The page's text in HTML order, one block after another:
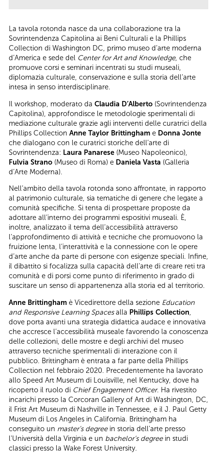
La tavola rotonda nasce da una collaborazione tra la
Sovrintendenza Capitolina ai Beni Culturali e la Phillips
Collection di Washington DC, primo museo d’arte moderna
d’America e sede del Center for Art and Knowledge, che
promuove corsi e seminari incentrati su studi museali,
diplomazia culturale, conservazione e sulla storia dell’arte
intesa in senso interdisciplinare.
Il workshop, moderato da Claudia D’Alberto (Sovrintendenza
Capitolina), approfondisce le metodologie sperimentali di
mediazione culturale grazie agli interventi delle curatrici della
Phillips Collection Anne Taylor Brittingham e Donna Jonte
che dialogano con le curatrici storiche dell’arte di
Sovrintendenza: Laura Panarese (Museo Napoleonico),
Fulvia Strano (Museo di Roma) e Daniela Vasta (Galleria
d’Arte Moderna).
Nell’ambito della tavola rotonda sono affrontate, in rapporto
al patrimonio culturale, sia tematiche di genere che legate a
comunità specifiche. Si tenta di prospettare proposte da
adottare all’interno dei programmi espositivi museali. È,
inoltre, analizzato il tema dell’accessibilità attraverso
l’approfondimento di attività e tecniche che promuovono la
fruizione lenta, l’interattività e la connessione con le opere
d’arte anche da parte di persone con esigenze speciali. Infine,
il dibattito si focalizza sulla capacità dell’arte di creare reti tra
comunità e di porsi come punto di riferimento in grado di
suscitare un senso di appartenenza alla storia ed al territorio.
Anne Brittingham è Vicedirettore della sezione Education
and Responsive Learning Spacesalla Phillips Collection,
dove porta avanti una strategia didattica audace e innovativa
che accresce l’accessibilità museale favorendo la conoscenza
delle collezioni, delle mostre e degli archivi del museo
attraverso tecniche sperimentali di interazione con il
pubblico. Brittingham è entrata a far parte della Phillips
Collection nel febbraio 2020. Precedentemente ha lavorato
allo Speed Art Museum di Louisville, nel Kentucky, dove ha
ricoperto il ruolo di Chief Engagement Officer. Ha rivestito
incarichi presso la Corcoran Gallery of Art di Washington, DC,
il Frist Art Museum di Nashville in Tennessee, e il J. Paul Getty
Museum di Los Angeles in California. Brittingham ha
conseguito un master’s degreein storia dell'arte presso
l'Università della Virginia e un bachelor’s degreein studi
classici presso la Wake Forest University.